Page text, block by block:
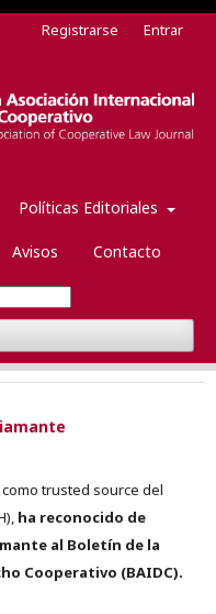
Políticas Editoriales
Avisos Contacto
Registrarse Entrar
como trusted source del
ha reconocido de
al Boletín de la
Cooperativo (BAIDC).